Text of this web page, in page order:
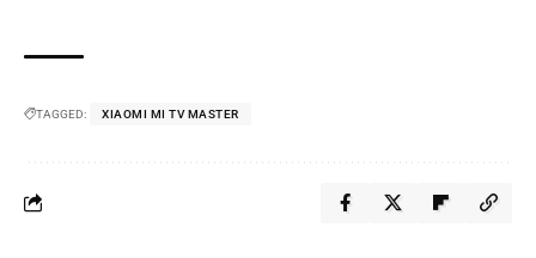
TAGGED: XIAOMI MI TV MASTER